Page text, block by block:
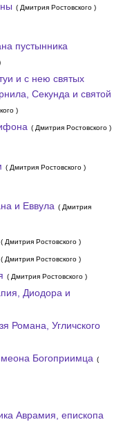
( Дмитрия Ростовского )
пустынника
и с нею святых
Секунда и святой
)
( Дмитрия Ростовского )
( Дмитрия Ростовского )
и Еввула ( Дмитрия
( Дмитрия Ростовского )
( Дмитрия Ростовского )
( Дмитрия Ростовского )
Диодора и
Романа, Угличского
Богоприимца (
Аврамия, епископа